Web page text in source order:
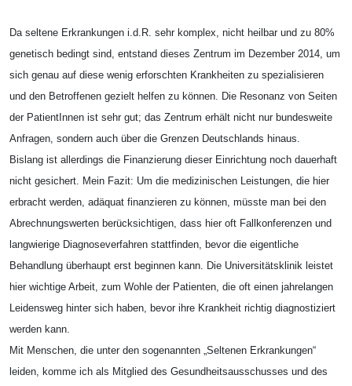
Da seltene Erkrankungen i.d.R. sehr komplex, nicht heilbar und zu 80%
genetisch bedingt sind, entstand dieses Zentrum im Dezember 2014, um
sich genau auf diese wenig erforschten Krankheiten zu spezialisieren
und den Betroffenen gezielt helfen zu können. Die Resonanz von Seiten
der PatientInnen ist sehr gut; das Zentrum erhält nicht nur bundesweite
Anfragen, sondern auch über die Grenzen Deutschlands hinaus.
Bislang ist allerdings die Finanzierung dieser Einrichtung noch dauerhaft
nicht gesichert. Mein Fazit: Um die medizinischen Leistungen, die hier
erbracht werden, adäquat finanzieren zu können, müsste man bei den
Abrechnungswerten berücksichtigen, dass hier oft Fallkonferenzen und
langwierige Diagnoseverfahren stattfinden, bevor die eigentliche
Behandlung überhaupt erst beginnen kann. Die Universitätsklinik leistet
hier wichtige Arbeit, zum Wohle der Patienten, die oft einen jahrelangen
Leidensweg hinter sich haben, bevor ihre Krankheit richtig diagnostiziert
werden kann.
Mit Menschen, die unter den sogenannten „Seltenen Erkrankungen“
leiden, komme ich als Mitglied des Gesundheitsausschusses und des